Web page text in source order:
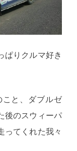
ぱりクルマ好き
と、ダブルゼ
後のスウィーパ
ってくれた我々